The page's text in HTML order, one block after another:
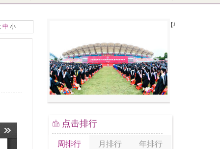
中 小 【毕业季】我校举
点击排行
周排行 月排行 年排行